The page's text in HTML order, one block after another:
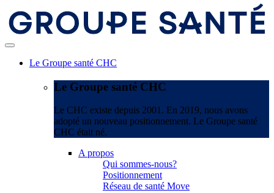
Le Groupe santé CHC
Le Groupe santé CHC
Le CHC existe depuis 2001. En 2019, nous avons
adopté un nouveau positionnement. Le Groupe santé
CHC était né.
A propos
Qui sommes-nous?
Positionnement
Réseau de santé Move